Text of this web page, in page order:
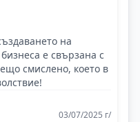
на
е свързана с
смислено, което в
03/07/2025 г/